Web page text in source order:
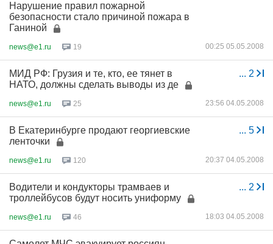
Нарушение правил пожарной
безопасности стало причиной пожара в
Ганиной
news@e1.ru 19 00:25 05.05.2008
... 2
МИД РФ: Грузия и те, кто, ее тянет в
НАТО, должны сделать выводы из де
news@e1.ru 25 23:56 04.05.2008
... 5
В Екатеринбурге продают георгиевские
ленточки
news@e1.ru 120 20:37 04.05.2008
... 2
Водители и кондукторы трамваев и
троллейбусов будут носить униформу
news@e1.ru 46 18:03 04.05.2008